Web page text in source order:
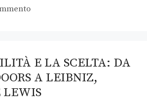
E LA SCELTA: DA
A LEIBNIZ,
LEWIS